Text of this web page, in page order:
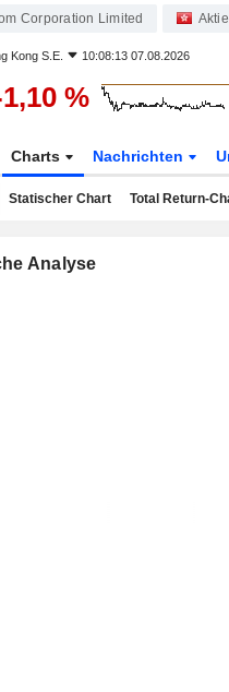
Corporation Limited
Kong S.E. 10:08:13 07.08.2026
%
Charts Nachrichten
Statischer Chart Total Return-
Analyse